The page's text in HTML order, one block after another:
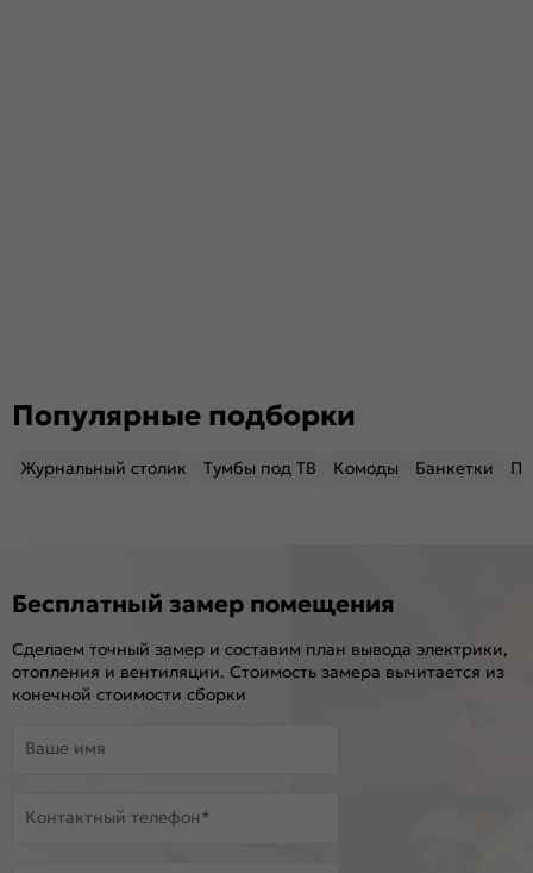
Популярные подборки
Журнальный столик Тумбы под ТВ Комоды Банкетки
Бесплатный замер помещения
Сделаем точный замер и составим план вывода электрики,
отопления и вентиляции. Стоимость замера вычитается из
конечной стоимости сборки
Ваше имя
Контактный телефон*